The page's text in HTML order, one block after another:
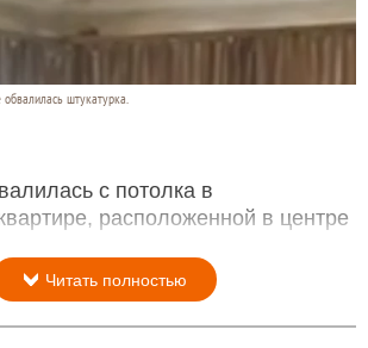
штукатурка.
с потолка в
расположенной в центре
Читать полностью